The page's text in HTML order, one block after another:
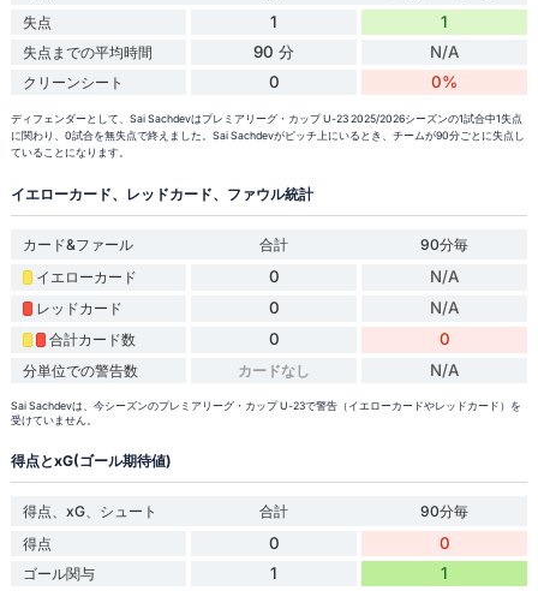
失点
1 1
失点までの平均時間 90 分 N/A
クリーンシート 0 0%
ディフェンダーとして、Sai Sachdevはプレミアリーグ・カップ U-23 2025/2026シーズンの1試合中1失点
に関わり、0試合を無失点で終えました。Sai Sachdevがピッチ上にいるとき、チームが90分ごとに失点し
ていることになります。
イエローカード、レッドカード、ファウル統計
カード&ファール 合計
90分毎
イエローカード
0 N/A
レッドカード 0 N/A
合計カード数 0 0
分単位での警告数 カードなし N/A
Sai Sachdevは、今シーズンのプレミアリーグ・カップ U-23で警告（イエローカードやレッドカード）を
受けていません。
得点とxG(ゴール期待値)
得点、xG、シュート 合計
90分毎
得点
0 0
ゴール関与 1 1